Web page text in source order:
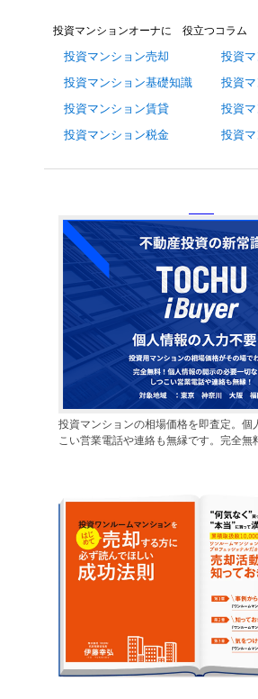
投資マンションオーナに 役立つコラム
投資マンション売却
投資マンション基礎知識
投資マンション賃貸
投資マンション税金
投資
投資
投資
投資
投資マンションの相場価格を即査定。個
こい営業電話や連絡も無縁です。完全無